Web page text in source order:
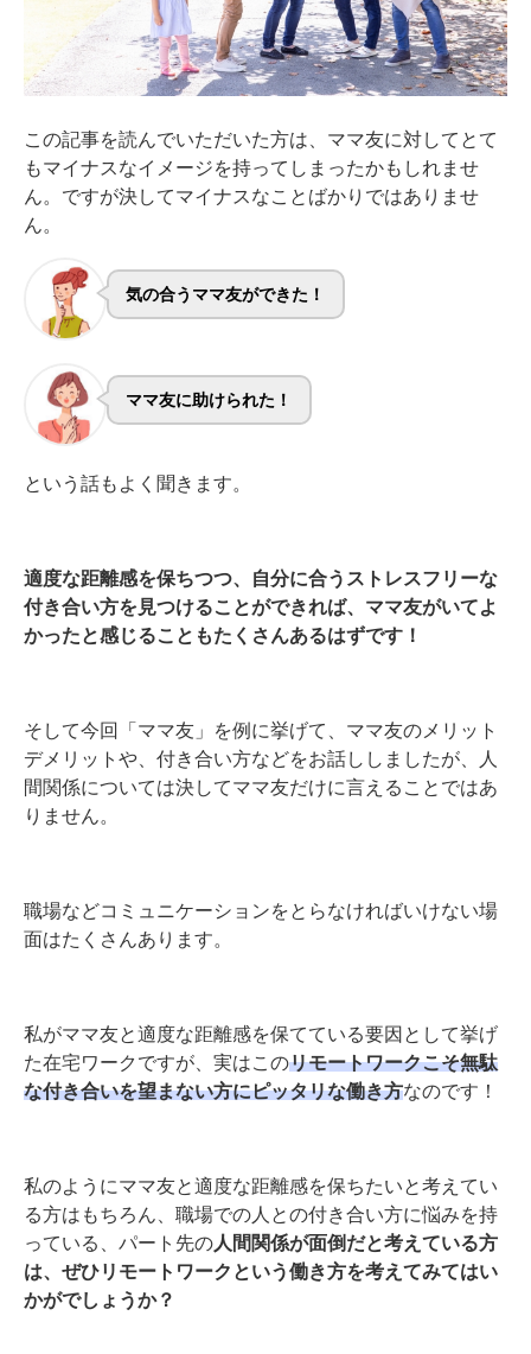
この記事を読んでいただいた方は、ママ友に対してとて
もマイナスなイメージを持ってしまったかもしれませ
ん。ですが決してマイナスなことばかりではありませ
ん。
気の合うママ友ができた！
ママ友に助けられた！
という話もよく聞きます。
適度な距離感を保ちつつ、自分に合うストレスフリーな
付き合い方を見つけることができれば、ママ友がいてよ
かったと感じることもたくさんあるはずです！
そして今回「ママ友」を例に挙げて、ママ友のメリット
デメリットや、付き合い方などをお話ししましたが、人
間関係については決してママ友だけに言えることではあ
りません。
職場などコミュニケーションをとらなければいけない場
面はたくさんあります。
私がママ友と適度な距離感を保てている要因として挙げ
た在宅ワークですが、実はこのリモートワークこそ無駄
な付き合いを望まない方にピッタリな働き方なのです！
私のようにママ友と適度な距離感を保ちたいと考えてい
る方はもちろん、職場での人との付き合い方に悩みを持
っている、パート先の 人間関係が面倒だと考えている方
は、ぜひリモートワークという働き方を考えてみてはい
かがでしょうか？